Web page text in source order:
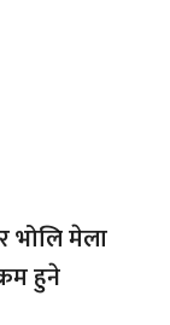
भोलि मेला
हुने